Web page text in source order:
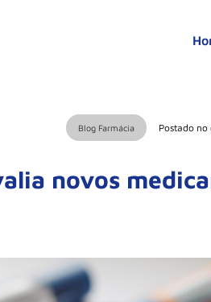
Blog Farmácia Postado
novos